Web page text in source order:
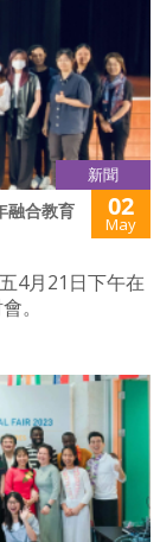
新聞
融合教育
02
May
4月21日下午在
。